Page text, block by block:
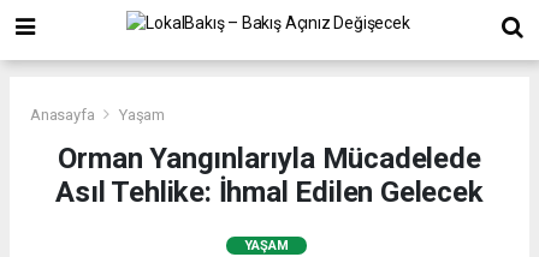
Anasayfa Yaşam
Orman Yangınlarıyla Mücadelede
Asıl Tehlike: İhmal Edilen Gelecek
YAŞAM